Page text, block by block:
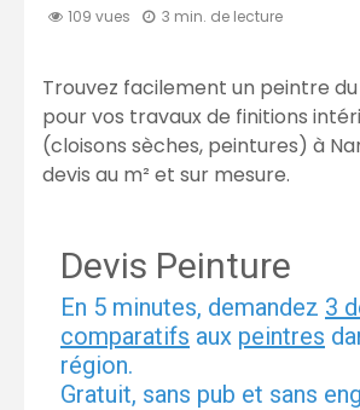
109 vues 3 min. de lecture
Trouvez facilement un peintre
pour vos travaux de finitions
(cloisons sèches, peintures) à
devis au m² et sur mesure.
Devis Peinture
En 5 minutes, demandez 3
comparatifs aux peintres
région.
Gratuit, sans pub et sans